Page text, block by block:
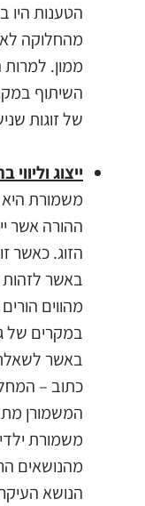
הטענות היו
מהחלוקה
ממון.
השיתוף
של זוגות
ייצוג
משמורת היא
ההורה אשר
הזוג. כאשר
באשר לזהות
מהווים
במקרים של
באשר
כתוב –
המשמורן
משמורת
מהנושאים
הנושא